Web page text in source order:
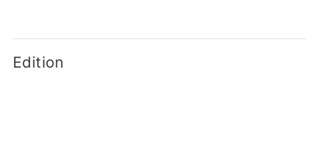
Edition